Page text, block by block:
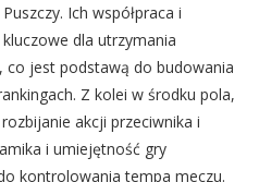
Ich współpraca i
dla utrzymania
jest podstawą do budowania
Z kolei w środku pola,
akcji przeciwnika i
i umiejętność gry
kontrolowania tempa meczu.